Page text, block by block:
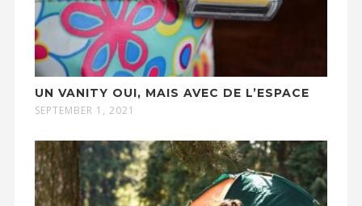
UN VANITY OUI, MAIS AVEC DE L’ESPACE
SEPTEMBER 1, 2021